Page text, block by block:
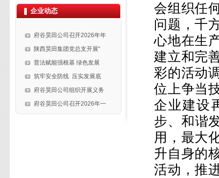
企业动态
府谷昊田公司召开2026年年
陕西昊田集团党总支开展“
普法赋能强根基 绿色发展
筑牢安全防线 压实发展底
府谷昊田公司组织开展义务
府谷昊田公司召开2026年一
会组织任
问题，千
心地在生
建立和完
彩的活动
位上争当
企业建设
步、和谐
用，最大
升自身的
活动，推